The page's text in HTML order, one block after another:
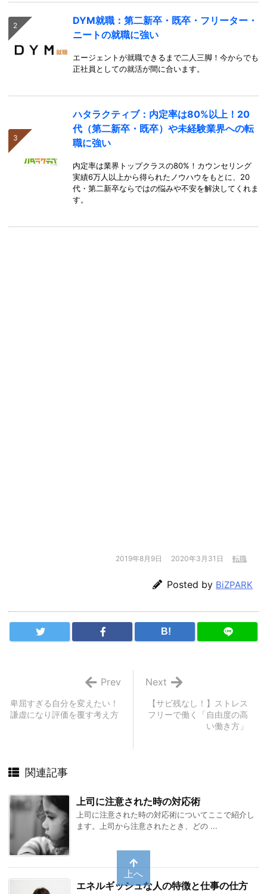
DYM就職：第二新卒・既卒・フリーター・
ニートの就職に強い
エージェントが就職できるまで二人三脚！今からでも
正社員としての就活が間に合います。
ハタラクティブ：内定率は80%以上！20
代（第二新卒・既卒）や未経験業界への転
職に強い
内定率は業界トップクラスの80%！カウンセリング
実績6万人以上から得られたノウハウをもとに、20
代・第二新卒ならではの悩みや不安を解決してくれま
す。
2019年8月9日 2020年3月31日 転職
Posted by BiZPARK
B!
【サビ残なし！】ストレス
フリーで働く「自由度の高
い働き方」
Next
卑屈すぎる自分を変えたい！
謙虚になり評価を覆す考え方
Prev
関連記事
上司に注意された時の対応術
上司に注意された時の対応術についてここで紹介し
ます。上司から注意されたとき、どの ...
エネルギッシュな人の特徴と仕事の仕方
上へ